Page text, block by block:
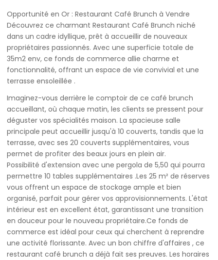
Opportunité en Or : Restaurant Café Brunch à Vendre
Découvrez ce charmant Restaurant Café Brunch niché
dans un cadre idyllique, prêt à accueillir de nouveaux
propriétaires passionnés. Avec une superficie totale de
35m2 env, ce fonds de commerce allie charme et
fonctionnalité, offrant un espace de vie convivial et une
terrasse ensoleillée .
Imaginez-vous derrière le comptoir de ce café brunch
accueillant, où chaque matin, les clients se pressent pour
déguster vos spécialités maison. La spacieuse salle
principale peut accueillir jusqu'à 10 couverts, tandis que la
terrasse, avec ses 20 couverts supplémentaires, vous
permet de profiter des beaux jours en plein air.
Possibilité d'extension avec une pergola de 5,50 qui pourra
permettre 10 tables supplémentaires .Les 25 m² de réserves
vous offrent un espace de stockage ample et bien
organisé, parfait pour gérer vos approvisionnements. L'état
intérieur est en excellent état, garantissant une transition
en douceur pour le nouveau propriétaire.Ce fonds de
commerce est idéal pour ceux qui cherchent à reprendre
une activité florissante. Avec un bon chiffre d'affaires , ce
restaurant café brunch a déjà fait ses preuves. Les horaires